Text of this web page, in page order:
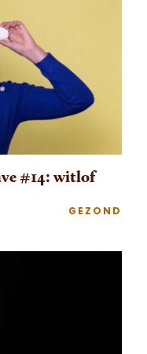
#14: witlof
GEZOND